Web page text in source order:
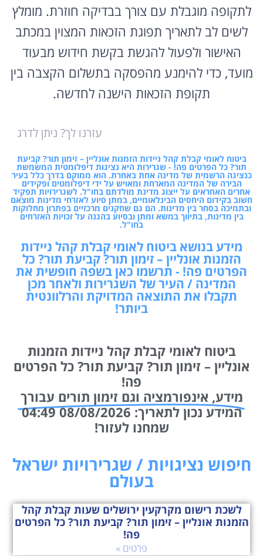
לתקופה מוגבלת עם צורך בבדיקה חוזרת. מומלץ
לשים לב לתאריך תפוגת הזכאות המצוין במכתב
האישור ולפעול להגשת בקשת חידוש מבעוד
מועד, כדי להימנע מהפסקה בתשלום הקצבה בין
תקופת הזכאות הישנה לחדשה.
עזרנו לך? ניתן לדרג
ביטוח לאומי קבלת קהל ניידות הזמנות אונליין – זימון תור? קביעת
תור? כל הפרטים פה! - שגרירות היא נציגות דיפלומטית המשמשת
כנציגה הרשמית של מדינה אחת באחרת. הוא ממוקם בדרך כלל בעיר
הבירה של המדינה המארחת ומאויש על ידי דיפלומטים ופקידים
אחרים האחראים על ייצוג מדינת מולדתם בחו"ל. לשגרירויות תפקיד
חשוב בקידום היחסים הבינלאומיים, במתן סיוע לאזרחי מדינות מוצאם
ובתמיכה בסחר בין מדינות. הם גם שחקנים מרכזיים בפתרון מחלוקות
בין מדינות, בתיווך במשא ומתן ובסיוע בהגנה על זכויות האזרחים
בחו"ל.
מידע בנושא ביטוח לאומי קבלת קהל ניידות
הזמנות אונליין – זימון תור? קביעת תור? כל
הפרטים פה! - תרשמו כאן בשפה חופשית את
המדינה / העיר של השגרירות ולאחר מכן
תקבלו את התוצאה המדויקת והרלוונטית
ביותר!
ביטוח לאומי קבלת קהל ניידות הזמנות
אונליין – זימון תור? קביעת תור? כל הפרטים
פה!
מידע, אינפורמציה וגם זימון תורים עבורך
המידע נכון לתאריך: 08/08/2026 04:49
שמחנו לעזור!
חיפוש נציגויות / שגרירויות ישראל
בעולם
לשכת רישום מקרקעין ירושלים שעות קבלת קהל
הזמנות אונליין – זימון תור? קביעת תור? כל הפרטים
פה!
פרטים »